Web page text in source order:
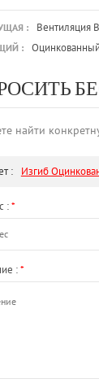
: Вентиляция
:
найти
: Изгиб
:*
:*